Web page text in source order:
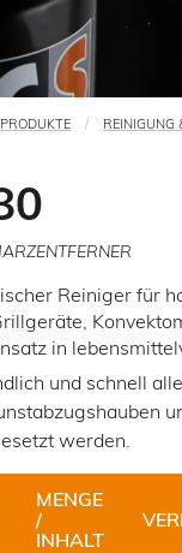
PRODUKTE REINIGUNG
Reiniger für
in
und schnell
werden.
MENGE
/
INHALT